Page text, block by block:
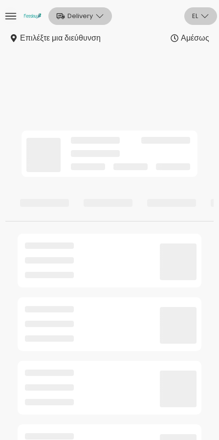
Αρχική
Delivery EL
Επιλέξτε μια διεύθυνση Αμέσως